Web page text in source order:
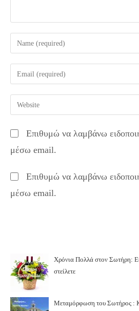
Enter
your
name
comment
Enter
your
email
address
comment
Enter
your
URL
(optional)
Επιθυμώ να λαμβάνω
μέσω email.
Επιθυμώ να λαμβάνω
μέσω email.
Χρόνια Πολλά στον Σωτήρη:
στείλετε
Μεταμόρφωση του Σωτήρος :